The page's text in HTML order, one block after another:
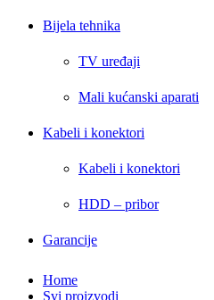
Bijela tehnika
TV uređaji
Mali kućanski aparati
Kabeli i konektori
Kabeli i konektori
HDD – pribor
Garancije
Home
Svi proizvodi